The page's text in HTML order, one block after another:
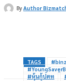
By Author
TAGS
#หุ้นกู้ปตท